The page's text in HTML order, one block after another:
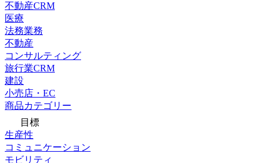
不動産CRM
医療
法務業務
不動産
コンサルティング
旅行業CRM
建設
小売店・EC
商品カテゴリー
目標
生産性
コミュニケーション
モビリティ